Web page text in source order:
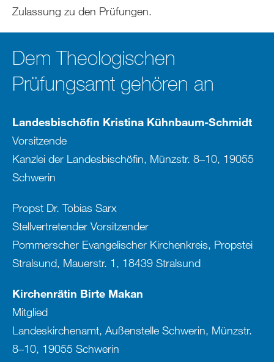
Zulassung zu den Prüfungen.
Dem Theologischen
Prüfungsamt gehören an
Landesbischöfin Kristina Kühnbaum-Schmidt
Vorsitzende
Kanzlei der Landesbischöfin, Münzstr. 8–10, 19055
Schwerin
Propst Dr. Tobias Sarx
Stellvertretender Vorsitzender
Pommerscher Evangelischer Kirchenkreis, Propstei
Stralsund, Mauerstr. 1, 18439 Stralsund
Kirchenrätin Birte Makan
Mitglied
Landeskirchenamt, Außenstelle Schwerin, Münzstr.
8–10, 19055 Schwerin